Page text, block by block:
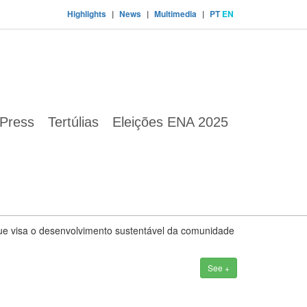
Highlights | News | Multimedia | PT EN
Press Tertúlias Eleições ENA 2025
practices and solutions in its territory, promoting
visa o desenvolvimento sustentável da comunidade
See +